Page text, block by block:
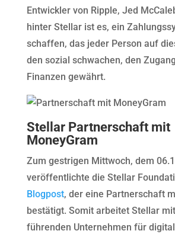
Entwickler von Ripple, Jed
hinter Stellar ist es, ein
schaffen, das jeder Person auf
den sozial schwachen, den
Finanzen gewährt.
Stellar Partnerschaft mit
MoneyGram
Zum gestrigen Mittwoch, dem
veröffentlichte die Stellar
Blogpost, der eine Partnerschaft
bestätigt. Somit arbeitet Stellar
führenden Unternehmen für